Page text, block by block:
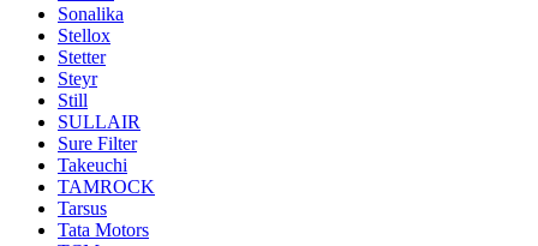
Sonalika
Stellox
Stetter
Steyr
Still
SULLAIR
Sure Filter
Takeuchi
TAMROCK
Tarsus
Tata Motors